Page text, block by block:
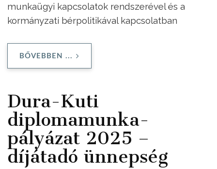
munkaügyi kapcsolatok rendszerével és a
kormányzati bérpolitikával kapcsolatban
BŐVEBBEN ...
Dura-Kuti
diplomamunka-
pályázat 2025 –
díjátadó ünnepség